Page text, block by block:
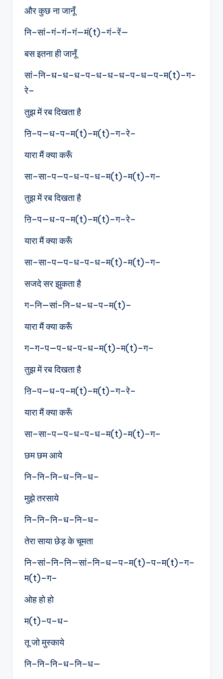
और कुछ ना जानूँ
नि–सां–गं–गं–गं—मं(t)–गं–रें—
बस इतना ही जानूँ
सां–नि–ध–ध–ध–प–ध–ध–ध–प–ध—प-म(t)–ग-
रे–
तुझ में रब दिखता है
ऩि–प—ध-प–म(t)–म(t)–ग–रे–
यारा मैं क्या करूँ
सा–सा-प—प-ध-प-ध–म(t)-म(t)–ग–
तुझ में रब दिखता है
ऩि–प—ध-प–म(t)–म(t)–ग–रे–
यारा मैं क्या करूँ
सा–सा-प—प-ध-प-ध–म(t)-म(t)–ग–
सजदे सर झुकता है
ग–नि—सां-नि–ध–ध–प–म(t)–
यारा मैं क्या करूँ
ग–ग-प—प-ध-प-ध–म(t)-म(t)–ग–
तुझ में रब दिखता है
ऩि–प—ध-प–म(t)–म(t)–ग–रे–
यारा मैं क्या करूँ
सा–सा-प—प-ध-प-ध–म(t)-म(t)–ग–
छम छम आये
नि–नि–नि–ध–नि–ध–
मुझे तरसाये
नि–नि–नि–ध–नि–ध–
तेरा साया छेड़ के चूमता
नि–सां–नि–नि—सां–नि–ध—प–म(t)–प–म(t)–ग–
म(t)–ग–
ओह हो हो
म(t)–प–ध–
तू जो मुस्काये
नि–नि–नि–ध–नि–ध—